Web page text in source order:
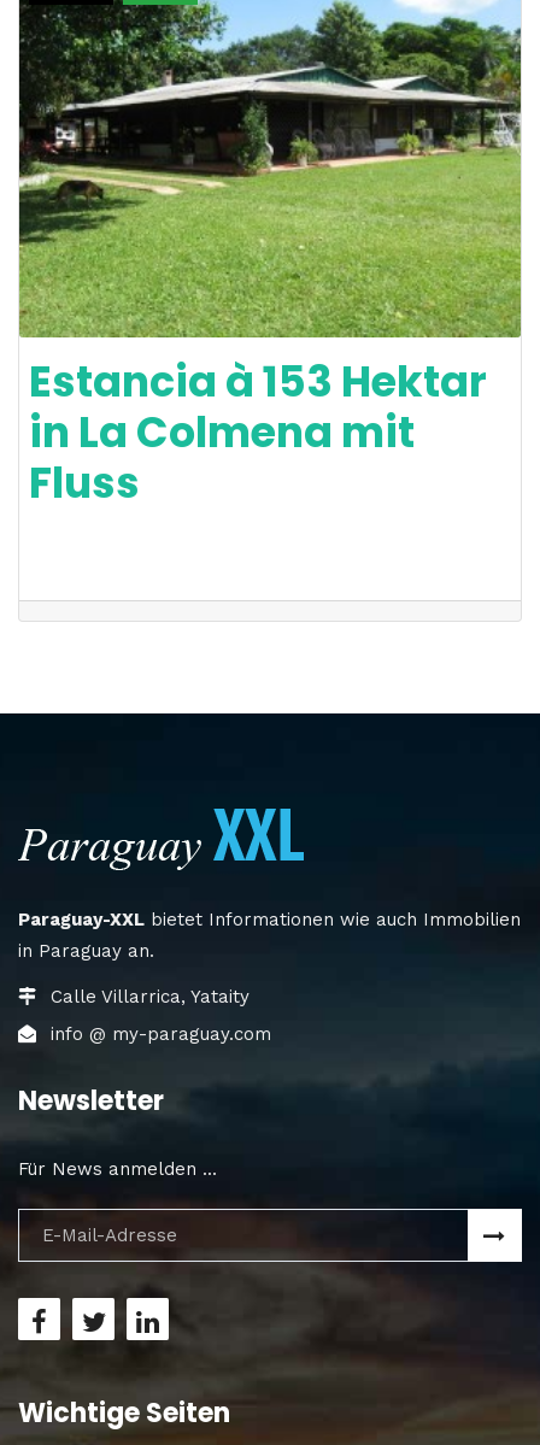
Estancia à 153 Hektar
in La Colmena mit
Fluss
Paraguay-XXL bietet Informationen wie auch Immobilien
in Paraguay an.
Calle Villarrica, Yataity
info @ my-paraguay.com
Newsletter
Für News anmelden ...
Wichtige Seiten